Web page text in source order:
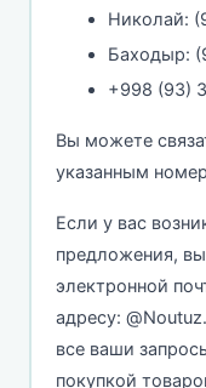
Николай:
Баходыр:
+998 (93)
Вы можете
указанным
Если у вас
предложения,
электронной
адресу:
все ваши
покупкой